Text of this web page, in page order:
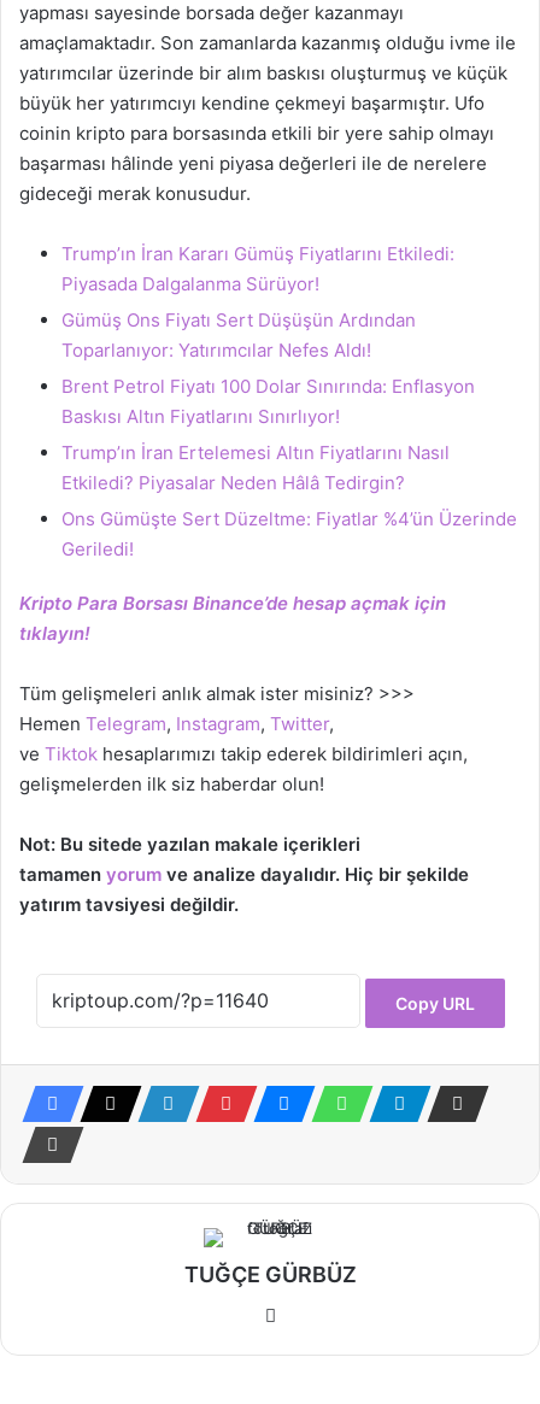
yapması sayesinde borsada değer kazanmayı
amaçlamaktadır. Son zamanlarda kazanmış olduğu ivme ile
yatırımcılar üzerinde bir alım baskısı oluşturmuş ve küçük
büyük her yatırımcıyı kendine çekmeyi başarmıştır. Ufo
coinin kripto para borsasında etkili bir yere sahip olmayı
başarması hâlinde yeni piyasa değerleri ile de nerelere
gideceği merak konusudur.
Trump’ın İran Kararı Gümüş Fiyatlarını Etkiledi:
Piyasada Dalgalanma Sürüyor!
Gümüş Ons Fiyatı Sert Düşüşün Ardından
Toparlanıyor: Yatırımcılar Nefes Aldı!
Brent Petrol Fiyatı 100 Dolar Sınırında: Enflasyon
Baskısı Altın Fiyatlarını Sınırlıyor!
Trump’ın İran Ertelemesi Altın Fiyatlarını Nasıl
Etkiledi? Piyasalar Neden Hâlâ Tedirgin?
Ons Gümüşte Sert Düzeltme: Fiyatlar %4’ün Üzerinde
Geriledi!
Kripto Para Borsası Binance’de hesap açmak için
tıklayın!
Tüm gelişmeleri anlık almak ister misiniz? >>>
Hemen Telegram, Instagram, Twitter,
ve Tiktok hesaplarımızı takip ederek bildirimleri açın,
gelişmelerden ilk siz haberdar olun!
Not: Bu sitede yazılan makale içerikleri
tamamen yorum ve analize dayalıdır. Hiç bir şekilde
yatırım tavsiyesi değildir.
Copy URL
TUĞÇE GÜRBÜZ